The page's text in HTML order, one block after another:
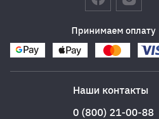
Принимаем оплату
Наши контакты
0 (800) 21-00-88